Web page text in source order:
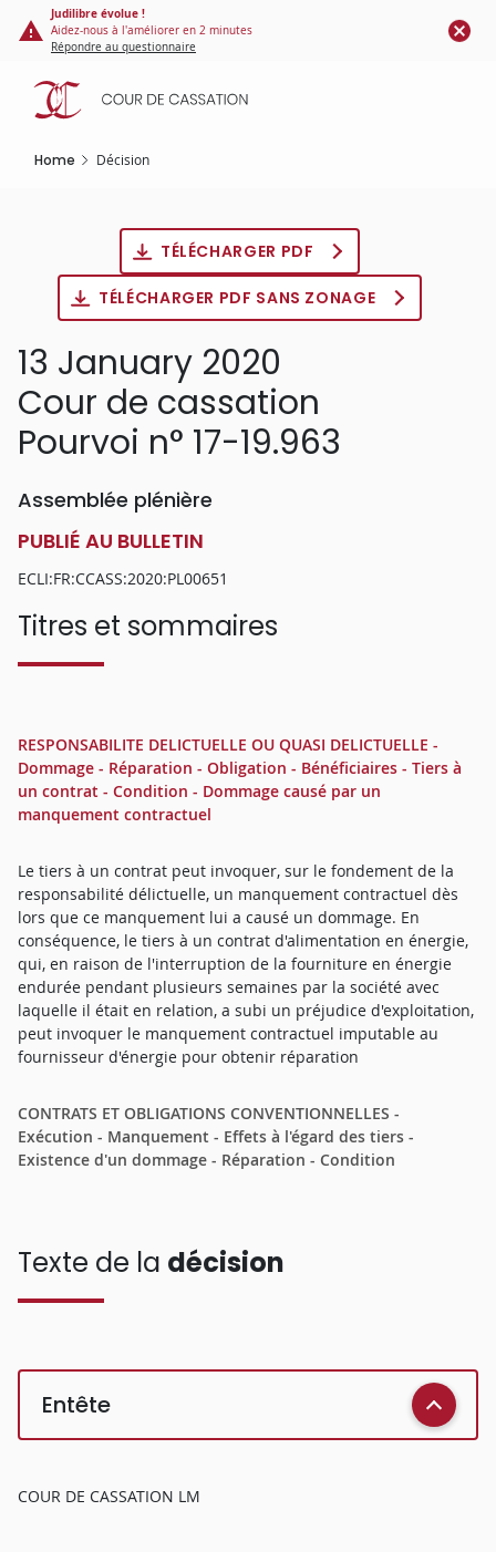
Cookies management panel
content
Judilibre évolue !
Aidez-nous à l'améliorer en 2 minutes
Répondre au questionnaire
Home Décision
TÉLÉCHARGER PDF
TÉLÉCHARGER PDF SANS ZONAGE
13 January 2020
Cour de cassation
Pourvoi n° 17-19.963
Assemblée plénière
PUBLIÉ AU BULLETIN
ECLI:FR:CCASS:2020:PL00651
Titres et sommaires
RESPONSABILITE DELICTUELLE OU QUASI DELICTUELLE -
Dommage - Réparation - Obligation - Bénéficiaires - Tiers à
un contrat - Condition - Dommage causé par un
manquement contractuel
Le tiers à un contrat peut invoquer, sur le fondement de la
responsabilité délictuelle, un manquement contractuel dès
lors que ce manquement lui a causé un dommage. En
conséquence, le tiers à un contrat d'alimentation en énergie,
qui, en raison de l'interruption de la fourniture en énergie
endurée pendant plusieurs semaines par la société avec
laquelle il était en relation, a subi un préjudice d'exploitation,
peut invoquer le manquement contractuel imputable au
fournisseur d'énergie pour obtenir réparation
CONTRATS ET OBLIGATIONS CONVENTIONNELLES -
Exécution - Manquement - Effets à l'égard des tiers -
Existence d'un dommage - Réparation - Condition
Texte de la décision
Entête
COUR DE CASSATION LM